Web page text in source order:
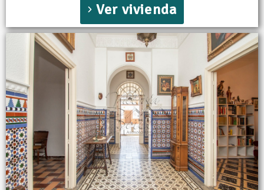
Ver vivienda